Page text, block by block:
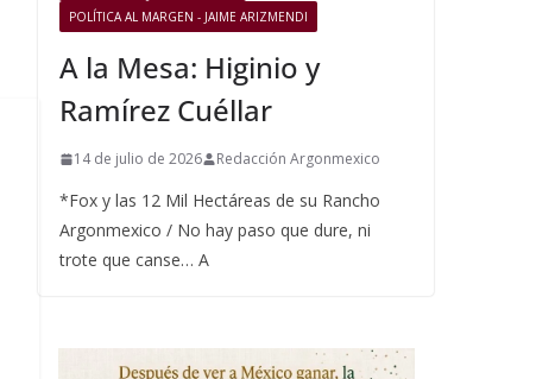
POLÍTICA AL MARGEN - JAIME ARIZMENDI
A la Mesa: Higinio y
Ramírez Cuéllar
14 de julio de 2026 Redacción Argonmexico
*Fox y las 12 Mil Hectáreas de su Rancho
Argonmexico / No hay paso que dure, ni
trote que canse… A